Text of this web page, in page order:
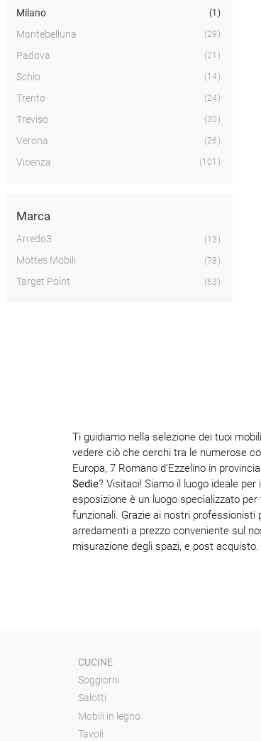
Milano 1
Montebelluna 29
Padova 21
Schio 14
Trento 24
Treviso 30
Verona 26
Vicenza 101
Marca
Arredo3 13
Mottes Mobili 78
Target Point 63
Ti guidiamo nella selezione dei tuoi
vedere ciò che cerchi tra le numerose
Europa, 7 Romano d'Ezzelino in
Sedie? Visitaci! Siamo il luogo ideale
esposizione è un luogo specializzato
funzionali. Grazie ai nostri
arredamenti a prezzo conveniente sul
misurazione degli spazi, e post
CUCINE
Soggiorni
Salotti
Mobili in legno
Tavoli